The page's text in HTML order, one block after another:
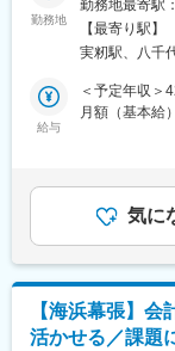
イオン株式会
通の福利厚生
ります。
各国でも名の
えています。
を支えるモー
社にて、産業
ＢＬコントロ
ただきます。
■業務詳細につ
す。
・製造工程の
生産活動に
していただき
勤務地
勤務地最寄駅
場所あり変更
【最寄り駅】
実籾駅、八千
給与
＜予定年収＞
月額（基本給
分（2024年
安の金額であ
(月額)は固定
気に
【海浜幕張】
活かせる／課題